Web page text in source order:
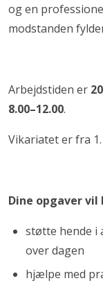
og en
modstanden
Arbejdstiden er
8.00–12.00.
Vikariatet er fra
Dine opgaver
støtte hende i
over dagen
hjælpe med